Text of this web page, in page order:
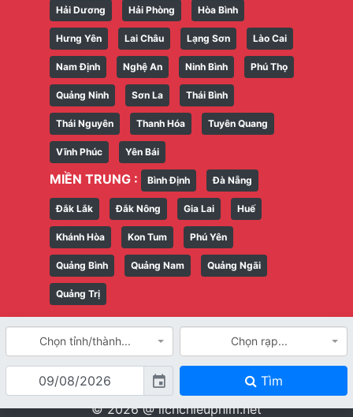
Chọn tỉnh/thành... Chọn rạp...
event Tìm
Hải Dương Hải Phòng Hòa Bình
Hưng Yên Lai Châu Lạng Sơn Lào Cai
Nam Định Nghệ An Ninh Bình Phú Thọ
Quảng Ninh Sơn La Thái Bình
Thái Nguyên Thanh Hóa Tuyên Quang
Vĩnh Phúc Yên Bái
MIỀN TRUNG : Bình Định Đà Nẵng
Đắk Lắk Đắk Nông Gia Lai Huế
Khánh Hòa Kon Tum Phú Yên
Quảng Bình Quảng Nam Quảng Ngãi
Quảng Trị
© 2026 @lichchieuphim.net